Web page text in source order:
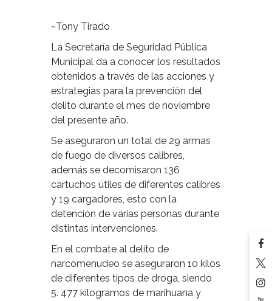
~Tony Tirado
La Secretaría de Seguridad Pública
Municipal da a conocer los resultados
obtenidos a través de las acciones y
estrategias para la prevención del
delito durante el mes de noviembre
del presente año.
Se aseguraron un total de 29 armas
de fuego de diversos calibres,
además se decomisaron 136
cartuchos útiles de diferentes calibres
y 19 cargadores, esto con la
detención de varias personas durante
distintas intervenciones.
En el combate al delito de
narcomenudeo se aseguraron 10 kilos
de diferentes tipos de droga, siendo
5. 477 kilogramos de marihuana y